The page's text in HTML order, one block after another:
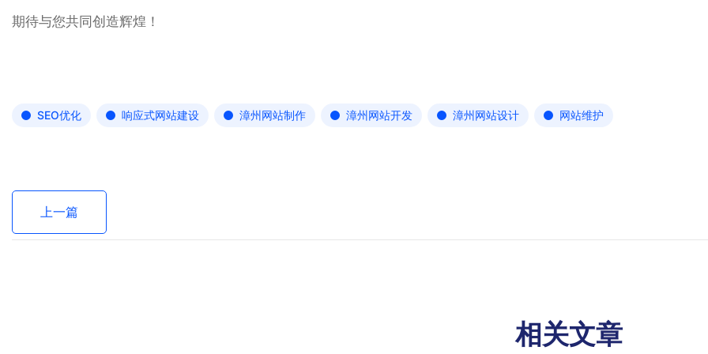
期待与您共同创造辉煌！
SEO优化 响应式网站建设 漳州网站制作 漳州网站开发 漳州网站设计 网站维护
上一篇
相关文章